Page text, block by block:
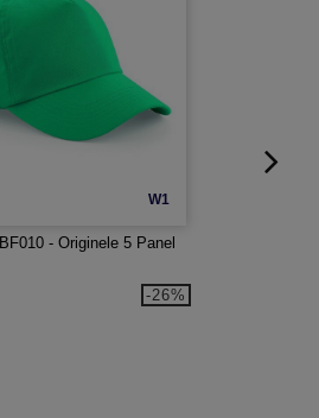
W1
- Originele 5 Panel
-26%